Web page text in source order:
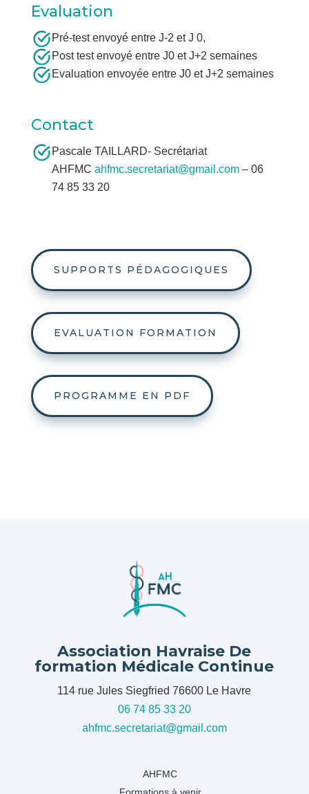
Evaluation
Pré-test envoyé entre J-2 et J 0,
Post test envoyé entre J0 et J+2 semaines
Evaluation envoyée entre J0 et J+2 semaines
Contact
Pascale TAILLARD- Secrétariat
AHFMC ahfmc.secretariat@gmail.com– 06
74 85 33 20
SUPPORTS PÉDAGOGIQUES
EVALUATION FORMATION
PROGRAMME EN PDF
Association Havraise De
formation Médicale Continue
114 rue Jules Siegfried 76600 Le Havre
06 74 85 33 20
ahfmc.secretariat@gmail.com
AHFMC